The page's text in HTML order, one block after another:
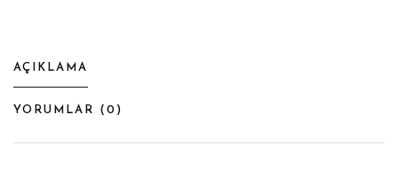
AÇIKLAMA
YORUMLAR ( 0 )